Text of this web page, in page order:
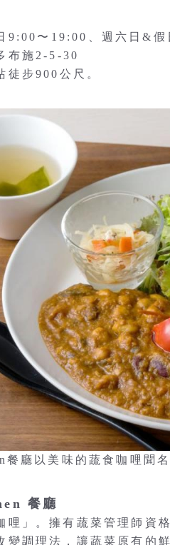
9:00〜19:00、週六日&
布施2-5-30
徒步900公尺。
廳以美味的蔬食咖哩聞
餐廳
哩」。擁有蔬菜管理師資
變調理法，讓蔬菜原有的